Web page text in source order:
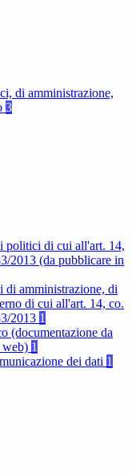
di amministrazione,
3
politici di cui all'art. 14,
2013 (da pubblicare in
amministrazione, di
di cui all'art. 14, co.
2013 1
(documentazione da
web) 1
dei dati 1